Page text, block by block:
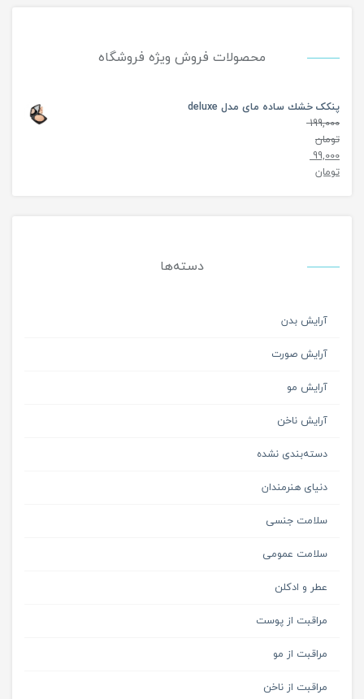
محصولات فروش ویژه فروشگاه
پنکک خشك ساده مای مدل deluxe
199,000
تومان
99,000
تومان
دسته‌ها
آرایش بدن
آرایش صورت
آرایش مو
آرایش ناخن
دسته‌بندی نشده
دنیای هنرمندان
سلامت جنسی
سلامت عمومی
عطر و ادکلن
مراقبت از پوست
مراقبت از مو
مراقبت از ناخن